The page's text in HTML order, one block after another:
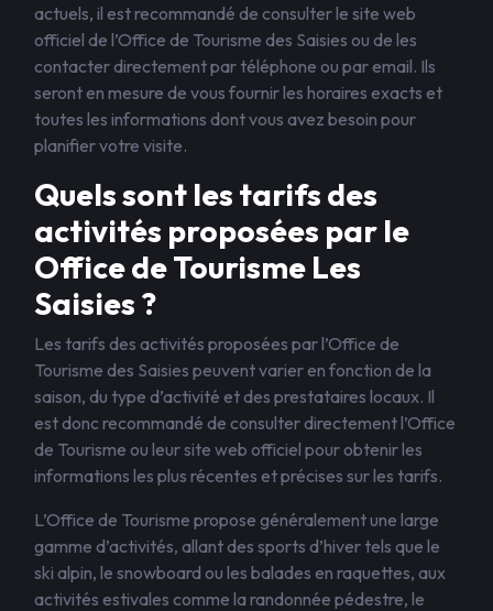
actuels, il est recommandé de consulter le site web
officiel de l’Office de Tourisme des Saisies ou de les
contacter directement par téléphone ou par email. Ils
seront en mesure de vous fournir les horaires exacts et
toutes les informations dont vous avez besoin pour
planifier votre visite.
Quels sont les tarifs des
activités proposées par le
Office de Tourisme Les
Saisies ?
Les tarifs des activités proposées par l’Office de
Tourisme des Saisies peuvent varier en fonction de la
saison, du type d’activité et des prestataires locaux. Il
est donc recommandé de consulter directement l’Office
de Tourisme ou leur site web officiel pour obtenir les
informations les plus récentes et précises sur les tarifs.
L’Office de Tourisme propose généralement une large
gamme d’activités, allant des sports d’hiver tels que le
ski alpin, le snowboard ou les balades en raquettes, aux
activités estivales comme la randonnée pédestre, le